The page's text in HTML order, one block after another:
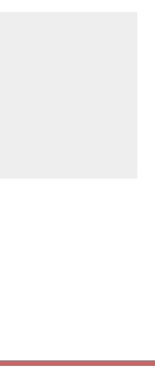
PAGE UP